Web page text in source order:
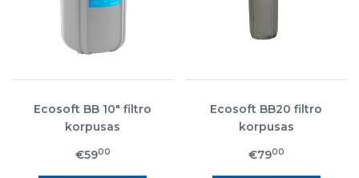
Ecosoft BB 10" filtro
korpusas
€5900
Ecosoft BB20 filtro
korpusas
€7900